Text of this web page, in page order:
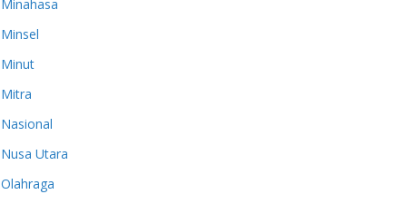
Minahasa
Minsel
Minut
Mitra
Nasional
Nusa Utara
Olahraga